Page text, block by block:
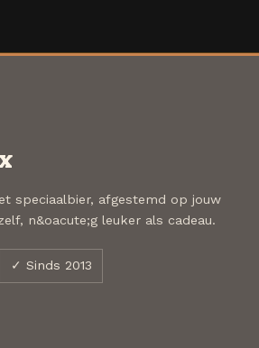
speciaalbier, afgestemd op jouw
n&oacute;g leuker als cadeau.
✓ Sinds 2013